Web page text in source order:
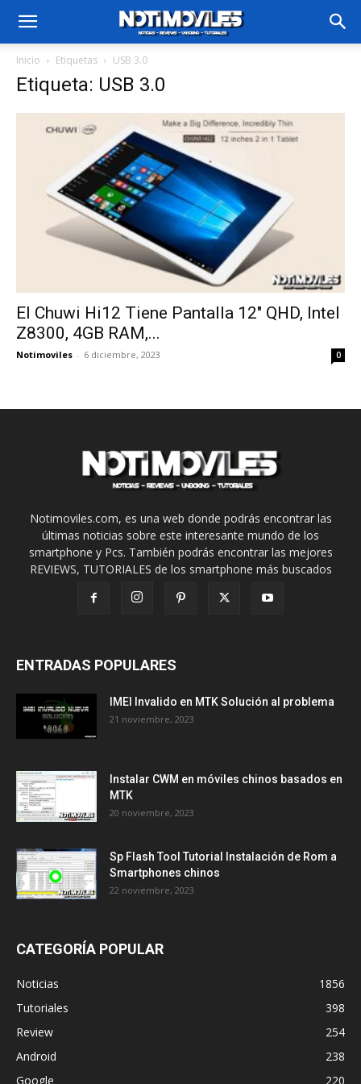
Inicio Etiquetas USB 3.0
Etiqueta: USB 3.0
El Chuwi Hi12 Tiene Pantalla 12″ QHD, Intel
Z8300, 4GB RAM,...
Notimoviles - 6 diciembre, 2023 0
Notimoviles.com, es una web donde podrás encontrar las
últimas noticias sobre este interesante mundo de los
smartphone y Pcs. También podrás encontrar las mejores
REVIEWS, TUTORIALES de los smartphone más buscados
ENTRADAS POPULARES
IMEI Invalido en MTK Solución al problema
21 noviembre, 2023
Instalar CWM en móviles chinos basados en
MTK
20 noviembre, 2023
Sp Flash Tool Tutorial Instalación de Rom a
Smartphones chinos
22 noviembre, 2023
CATEGORÍA POPULAR
Noticias
1856
Tutoriales
398
Review
254
Android
238
Google
220